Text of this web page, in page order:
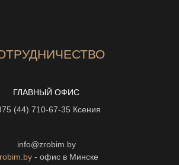
ГЛАВНЫЙ ОФИС
(44) 710-67-35 Ксения
info@zrobim.by
- офис в Минске